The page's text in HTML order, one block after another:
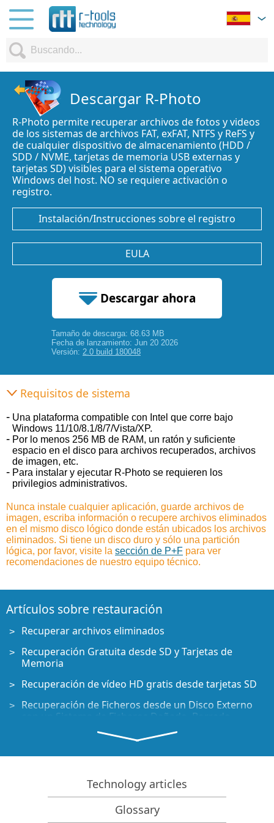
Descargar R-Photo
R-Photo permite recuperar archivos de fotos y videos
de los sistemas de archivos FAT, exFAT, NTFS y ReFS y
de cualquier dispositivo de almacenamiento (HDD /
SDD / NVME, tarjetas de memoria USB externas y
tarjetas SD) visibles para el sistema operativo
Windows del host. NO se requiere activación o
registro.
Instalación/Instrucciones sobre el registro
EULA
Descargar ahora
68.63 MB
Tamaño de descarga: 68.63 MB
Fecha de lanzamiento: Jun 20 2026
Versión: 2.0 build 180048
Requisitos de sistema
Una plataforma compatible con Intel que corre bajo
Windows 11/10/8.1/8/7/Vista/XP.
Por lo menos 256 MB de RAM, un ratón y suficiente
espacio en el disco para archivos recuperados, archivos
de imagen, etc.
Para instalar y ejecutar R-Photo se requieren los
privilegios administrativos.
Nunca instale cualquier aplicación, guarde archivos de
imagen, escriba información o recupere archivos eliminados
en el mismo disco lógico donde están ubicados los archivos
eliminados. Si tiene un disco duro y sólo una partición
lógica, por favor, visite la sección de P+F para ver
recomendaciones de nuestro equipo técnico.
Artículos sobre restauración
Recuperar archivos eliminados
Recuperación Gratuita desde SD y Tarjetas de
Memoria
Recuperación de vídeo HD gratis desde tarjetas SD
Recuperación de Ficheros desde un Disco Externo
con un Sistema de Ficheros Dañado, Borrado,
Formateado o No Soportado
no funciona
Recuperación Gratuita de Archivos desde una Tarjeta
de Memoria de un Teléfono Android
Tutorial de Recuperación de Fotos y Vídeos
Technology articles
Glossary